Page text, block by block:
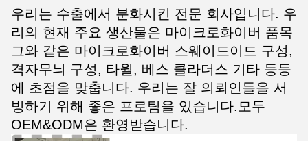
우리는 수출에서 분화시킨 전문 회사입니다. 우
리의 현재 주요 생산물은 마이크로화이버 품목
그와 같은 마이크로화이버 스웨이드이드 구성,
격자무늬 구성, 타월, 베스 클라더스 기타 등등
에 초점을 맞춥니다. 우리는 잘 의뢰인들을 서
빙하기 위해 좋은 프로팀을 있습니다.모두
OEM&ODM은 환영받습니다.